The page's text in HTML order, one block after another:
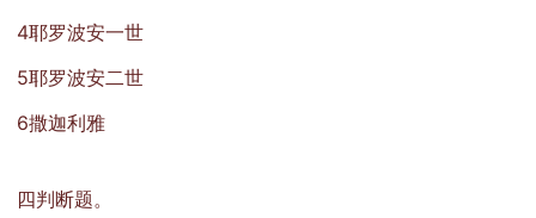
4耶罗波安一世
5耶罗波安二世
6撒迦利雅
四判断题。